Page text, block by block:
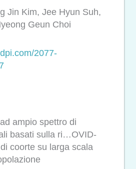
Jin Kim, Jee Hyun Suh,
Geun Choi
2077-
ampio spettro di
basati sulla ri…OVID-
coorte su larga scala